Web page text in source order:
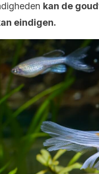
kan de
eindigen.